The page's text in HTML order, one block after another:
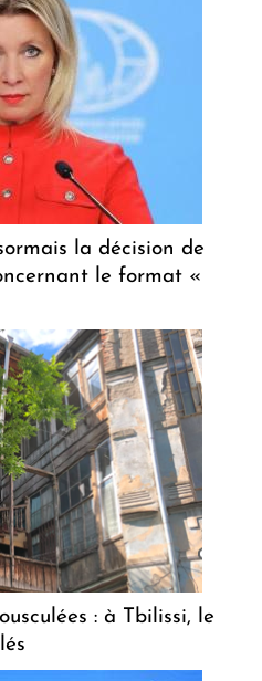
la décision de
le format «
: à Tbilissi, le